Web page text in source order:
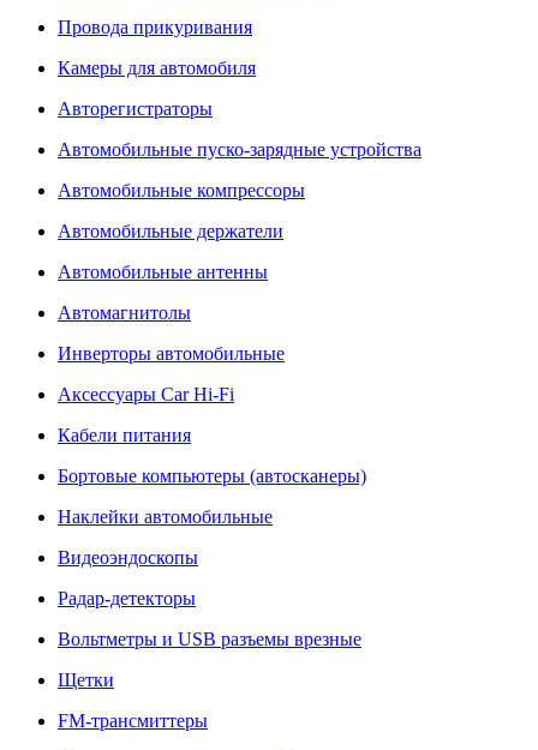
Провода прикуривания
Камеры для автомобиля
Авторегистраторы
Автомобильные пуско-зарядные устройства
Автомобильные компрессоры
Автомобильные держатели
Автомобильные антенны
Автомагнитолы
Инверторы автомобильные
Аксессуары Car Hi-Fi
Кабели питания
Бортовые компьютеры (автосканеры)
Наклейки автомобильные
Видеоэндоскопы
Радар-детекторы
Вольтметры и USB разъемы врезные
Щетки
FM-трансмиттеры